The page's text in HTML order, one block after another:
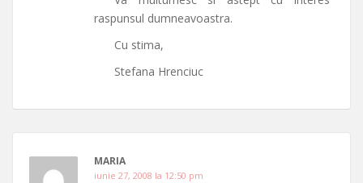
raspunsul dumneavoastra.
Cu stima,
Stefana Hrenciuc
MARIA
iunie 27, 2008 la 12:50 pm